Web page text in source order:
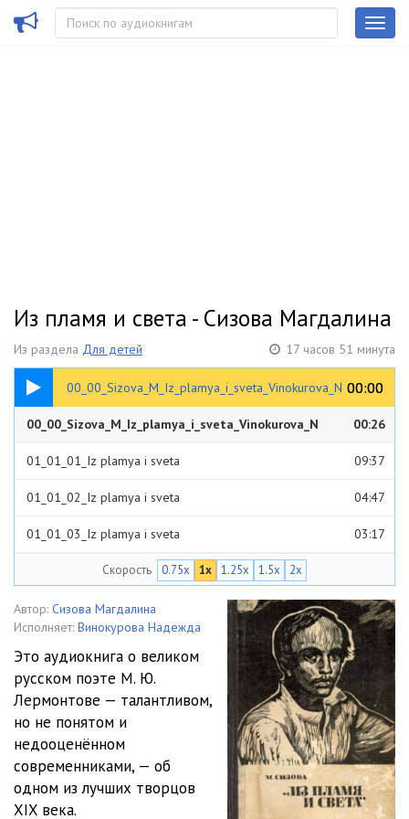
Из пламя и света - Сизова Магдалина
Из раздела Для детей 17 часов 51 минута
00_00_Sizova_M_Iz_plamya_i_sveta_Vinokurova_N 00:00
00:00
00:26
00_00_Sizova_M_Iz_plamya_i_sveta_Vinokurova_N 00:26
01_01_01_Iz plamya i sveta 09:37
01_01_02_Iz plamya i sveta 04:47
01_01_03_Iz plamya i sveta 03:17
01_01_04_Iz plamya i sveta
01_01_05_Iz plamya i sveta 09:53
08:32
01_01_07_Iz plamya i sveta 05:57
01_01_08_Iz plamya i sveta 06:20
01_01_09_Iz plamya i sveta 04:28
01_01_10_Iz plamya i sveta 02:30
Скорость 0.75x 1x 1.25x 1.5x 2x
Автор: Сизова Магдалина
Исполняет: Винокурова Надежда
Это аудиокнига о великом
русском поэте М. Ю.
Лермонтове — талантливом,
но не понятом и
недооценённом
современниками, — об
одном из лучших творцов
XIX века.